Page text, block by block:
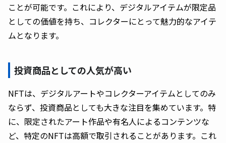
ことが可能です。これにより、デジタルアイテムが限定品
としての価値を持ち、コレクターにとって魅力的なアイテ
ムとなります。
投資商品としての人気が高い
NFTは、デジタルアートやコレクターアイテムとしてのみ
ならず、投資商品としても大きな注目を集めています。特
に、限定されたアート作品や有名人によるコンテンツな
ど、特定のNFTは高額で取引されることがあります。これ